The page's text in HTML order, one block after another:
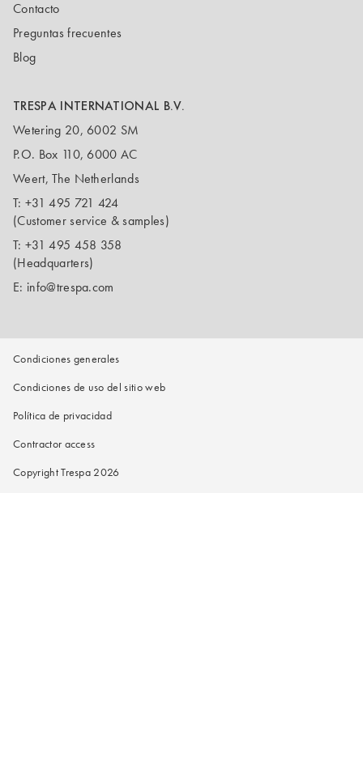
Contacto
Preguntas frecuentes
Blog
TRESPA INTERNATIONAL B.V.
Wetering 20, 6002 SM
P.O. Box 110, 6000 AC
Weert, The Netherlands
T: +31 495 721 424
(Customer service & samples)
T: +31 495 458 358
(Headquarters)
E: info@trespa.com
Condiciones generales
Condiciones de uso del sitio web
Política de privacidad
Contractor access
Copyright Trespa 2026